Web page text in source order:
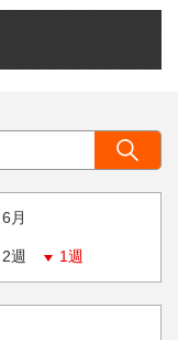
6月
2週 1週